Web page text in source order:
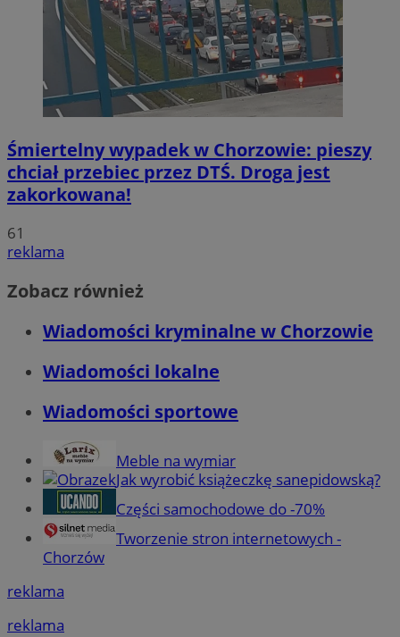
Śmiertelny wypadek w Chorzowie: pieszy
chciał przebiec przez DTŚ. Droga jest
zakorkowana!
61
reklama
Zobacz również
Wiadomości kryminalne w Chorzowie
Wiadomości lokalne
Wiadomości sportowe
Meble na wymiar
Jak wyrobić książeczkę sanepidowską?
Części samochodowe do -70%
Tworzenie stron internetowych -
Chorzów
reklama
reklama